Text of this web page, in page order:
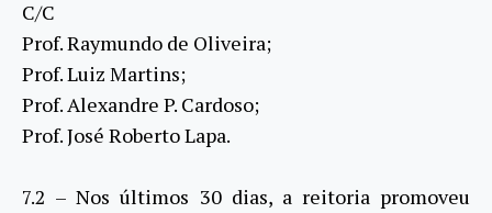
C/C
Prof. Raymundo de Oliveira;
Prof. Luiz Martins;
Prof. Alexandre P. Cardoso;
Prof. José Roberto Lapa.
7.2 – Nos últimos 30 dias, a reitoria promoveu